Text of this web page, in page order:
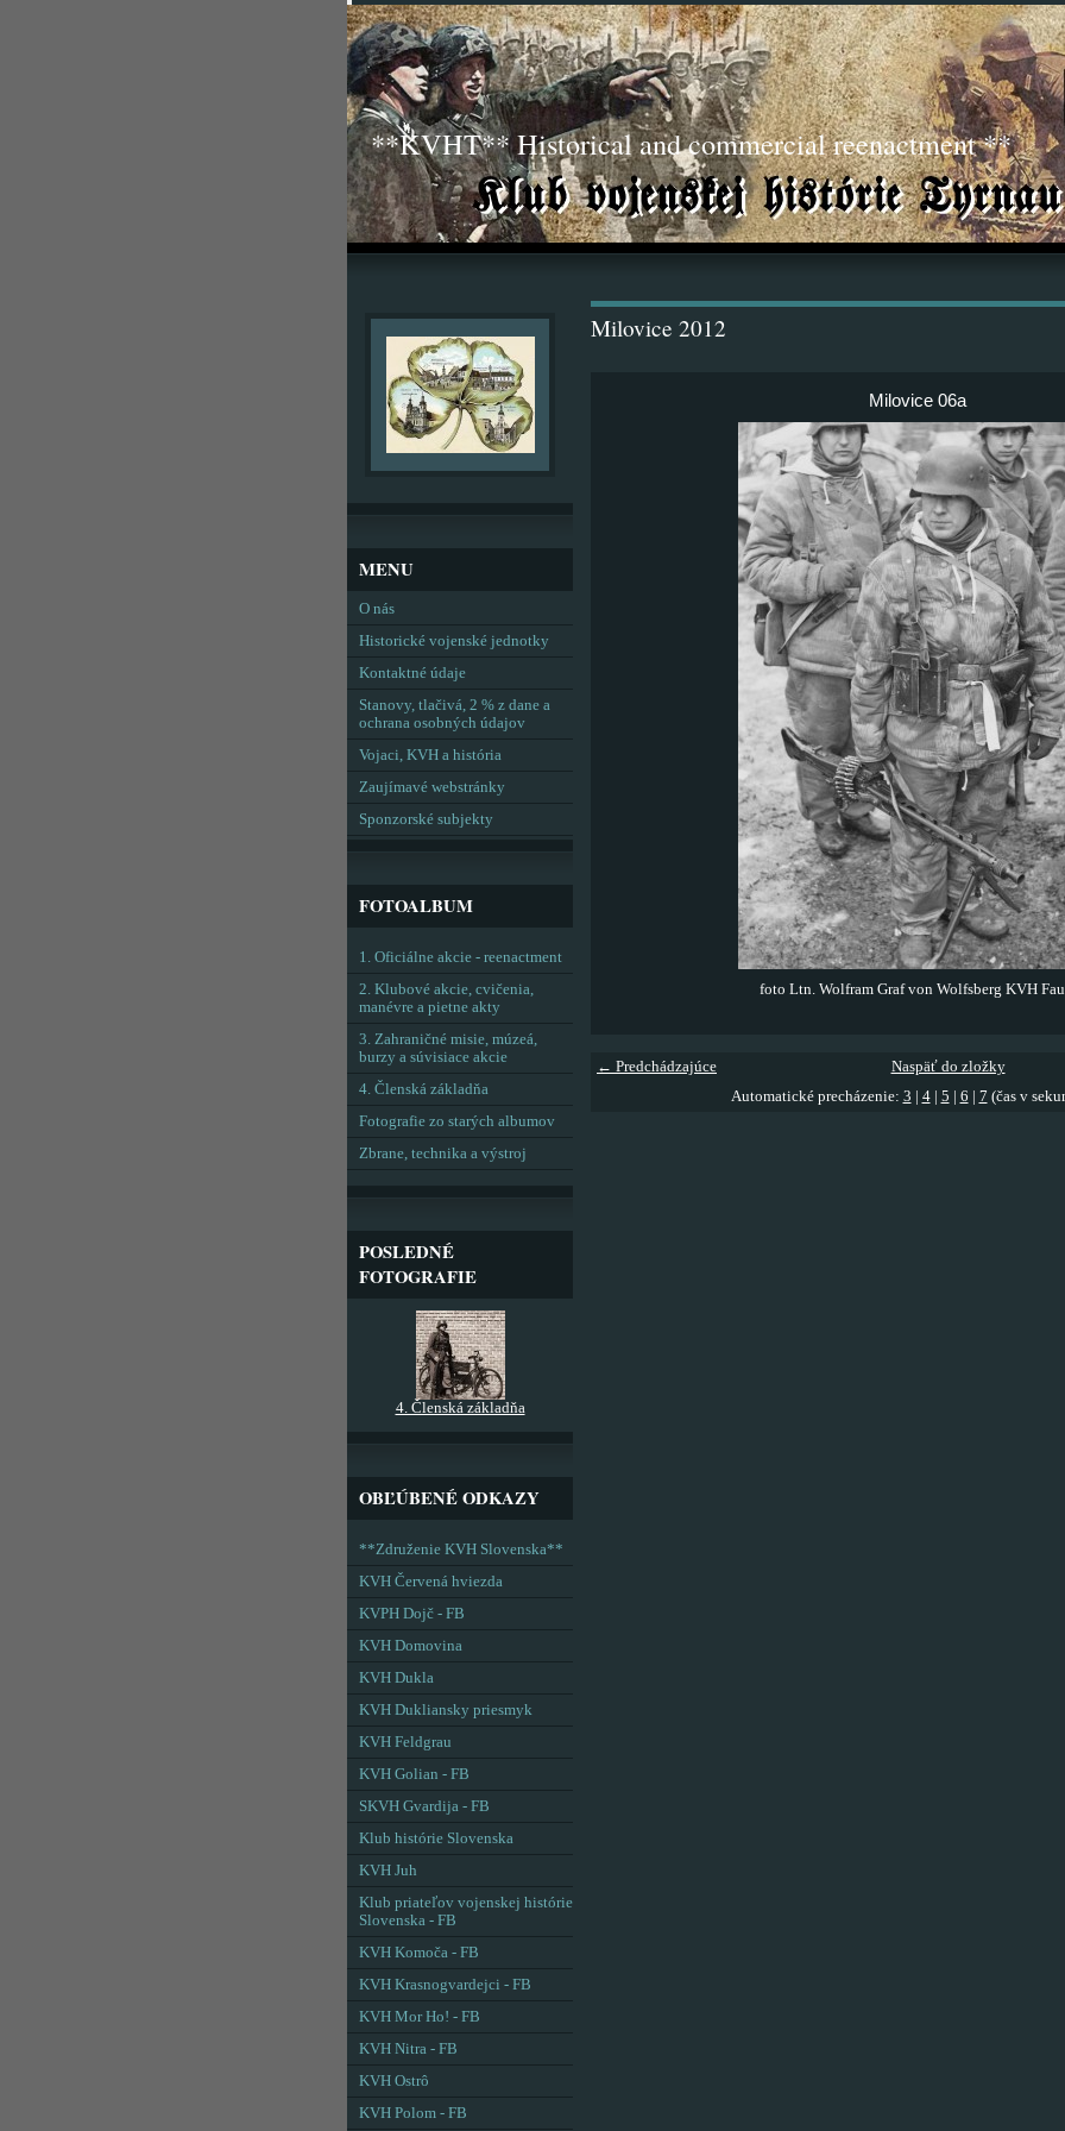
**KVHT** Historical and commercial reenactment **
Milovice 2012
Milovice 06a
foto Ltn. Wolfram Graf von Wolfsberg KVH
← Predchádzajúce
Naspäť do zložky
Automatické precházenie: 3 4| 5 6 7 (čas v
MENU
O nás
Historické vojenské jednotky
Kontaktné údaje
Stanovy, tlačivá, 2 % z dane a
ochrana osobných údajov
Vojaci, KVH a história
Zaujímavé webstránky
Sponzorské subjekty
FOTOALBUM
1. Oficiálne akcie - reenactment
2. Klubové akcie, cvičenia,
manévre a pietne akty
3. Zahraničné misie, múzeá,
burzy a súvisiace akcie
4. Členská základňa
Fotografie zo starých albumov
Zbrane, technika a výstroj
POSLEDNÉ
FOTOGRAFIE
4. Členská základňa
OBĽÚBENÉ ODKAZY
**Združenie KVH Slovenska**
KVH Červená hviezda
KVPH Dojč - FB
KVH Domovina
KVH Dukla
KVH Dukliansky priesmyk
KVH Feldgrau
KVH Golian - FB
SKVH Gvardija - FB
Klub histórie Slovenska
KVH Juh
Klub priateľov vojenskej histórie
Slovenska - FB
KVH Komoča - FB
KVH Krasnogvardejci - FB
KVH Mor Ho! - FB
KVH Nitra - FB
KVH Ostrô
KVH Polom - FB